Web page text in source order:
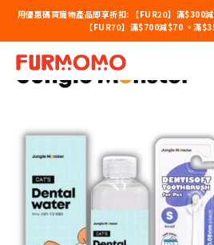
用優惠碼買寵物產品即享折扣: 【FUR20】滿$300
【FUR70】滿$700減$70 。滿